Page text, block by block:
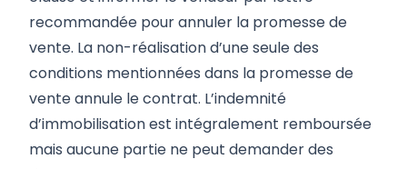
recommandée pour annuler la promesse de
vente. La non-réalisation d’une seule des
conditions mentionnées dans la promesse de
vente annule le contrat. L’indemnité
d’immobilisation est intégralement remboursée
mais aucune partie ne peut demander des